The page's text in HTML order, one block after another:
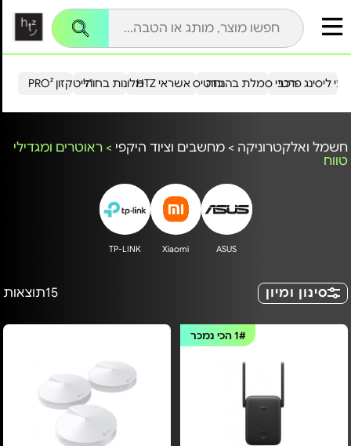
הייטקזון PRO²מלונות בחו"ל כרטיס אשראי HTZ ליסינג פרטירכבי סמלת בהנחה
חשמל ואלקטרוניקה > מחשבים וציוד היקפי > ראוטרים ומגדילי
טווח
ASUS
Xiaomi
TP-LINK
סינון ומיון 15תוצאות
1#הכי נמכר